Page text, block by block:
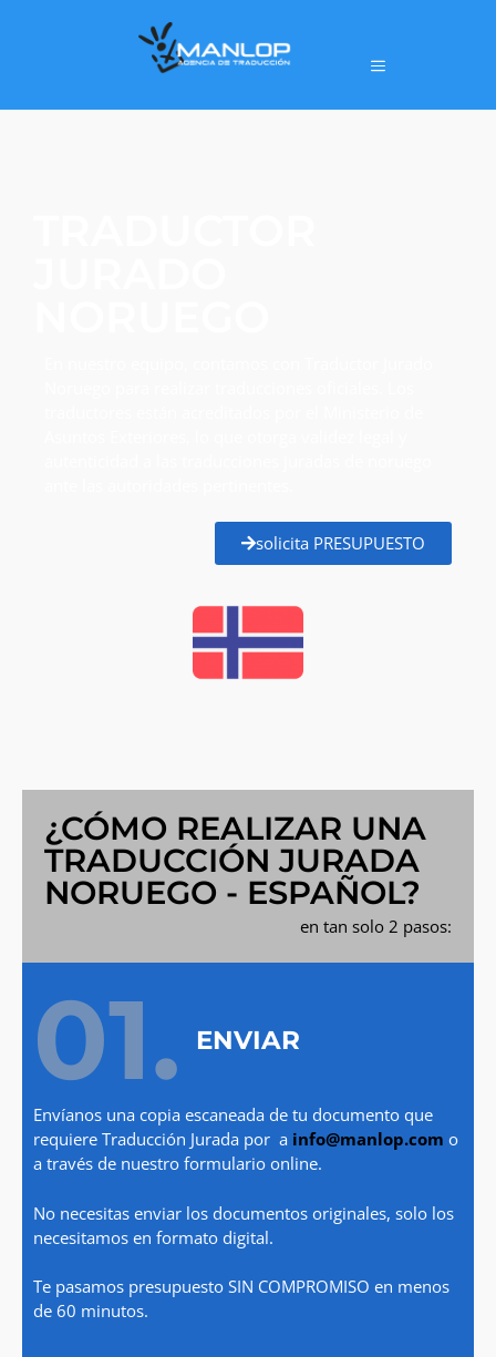
solicita PRESUPUESTO
¿CÓMO REALIZAR UNA
TRADUCCIÓN JURADA
NORUEGO - ESPAÑOL?
en tan solo 2 pasos:
01. ENVIAR
Envíanos una copia escaneada de tu documento que
requiere Traducción Jurada por a info@manlop.com o
a través de nuestro formulario online.
No necesitas enviar los documentos originales, solo los
necesitamos en formato digital.
Te pasamos presupuesto SIN COMPROMISO en menos
de 60 minutos.